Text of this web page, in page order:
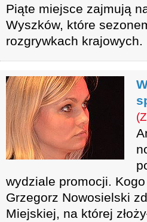
Piąte miejsce zajmują
Wyszków, które
rozgrywkach krajowych.
wydziale promocji.
Grzegorz Nowosielski
Miejskiej, na której